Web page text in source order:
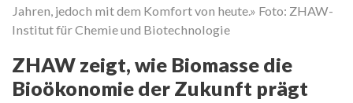
Jahren, jedoch mit dem Komfort von heute.» Foto: ZHAW-
Institut für Chemie und Biotechnologie
ZHAW zeigt, wie Biomasse die
Bioökonomie der Zukunft prägt